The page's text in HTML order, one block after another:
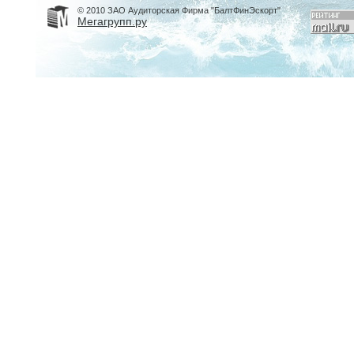
© 2010 ЗАО Аудиторская Фирма "БалтФинЭскорт"
Мегагрупп.ру